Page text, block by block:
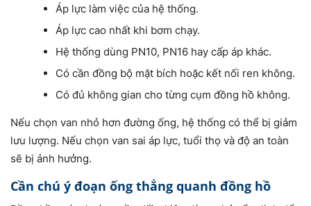
Áp lực làm việc của hệ thống.
Áp lực cao nhất khi bơm chạy.
Hệ thống dùng PN10, PN16 hay cấp áp khác.
Có cần đồng bộ mặt bích hoặc kết nối ren không.
Có đủ không gian cho từng cụm đồng hồ không.
Nếu chọn van nhỏ hơn đường ống, hệ thống có thể bị giảm
lưu lượng. Nếu chọn van sai áp lực, tuổi thọ và độ an toàn
sẽ bị ảnh hưởng.
Cần chú ý đoạn ống thẳng quanh đồng hồ